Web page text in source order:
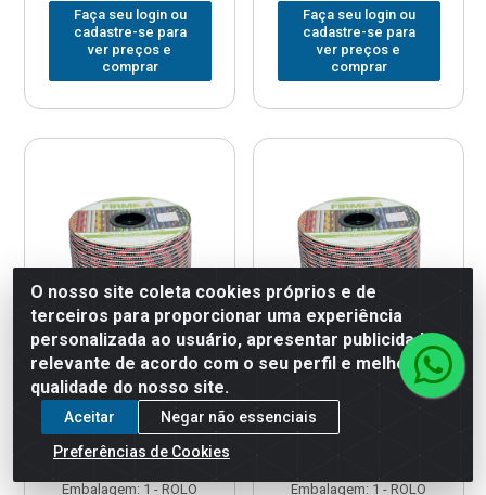
Faça seu login ou
cadastre-se para
ver preços e
comprar
Faça seu login ou
cadastre-se para
ver preços e
comprar
CORDA PP.FIRMEZA
TRANCADA BICOLOR
CARRETEL 06MM 125M
Embalagem: 1 - ROLO
CORDA PP.FIRMEZA
TRANCADA BICOLOR
Embalagem: 1 - ROLO
O nosso site coleta cookies próprios e de
terceiros para proporcionar uma experiência
personalizada ao usuário, apresentar publicidade
relevante de acordo com o seu perfil e melhorar a
qualidade do nosso site.
Aceitar
Negar não essenciais
Preferências de Cookies